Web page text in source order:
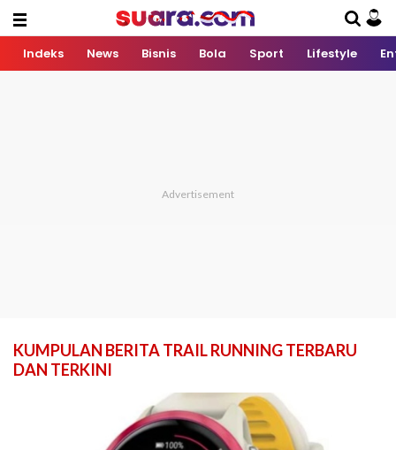
Indeks News Bisnis Bola Sport Lifestyle
KUMPULAN BERITA TRAIL RUNNING TERBARU
DAN TERKINI